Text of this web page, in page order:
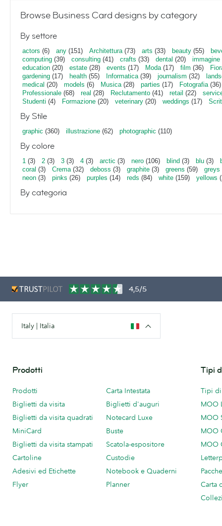
Browse Business Card designs by category
By settore
actors (6) any (151) Architettura(73) arts (33) beauty (55)
computing (39) consulting (41) crafts (33) dental (20) immagine
education (20) estate (28) events (17) Moda(17) film (36)
gardening (17) health (55) Informatica(39) journalism (32)
medical (20) models (6) Musica (28) parties (17) Fotografia(36)
Professionale (68) real (28) Reclutamento (41) retail (22)
Studenti (4) Formazione (20) veterinary (20) weddings (17)
By Stile
graphic (360) illustrazione (62) photographic (110)
By colore
1 (3) 2 (3) 3 (3) 4 (3) arctic (3) nero (106) blind (3) blu (3)
coral (3) Crema(32) deboss (3) graphite (3) greens (59) greys
neon (3) pinks (26) purples (14) reds (84) white (159) yellows
By categoria
4,5/5
Italy | Italia
Prodotti
Prodotti
Biglietti da visita
Biglietti da visita quadrati
MiniCard
Biglietti da visita stampati
Cartoline
Adesivi ed Etichette
Flyer
Carta Intestata
Biglietti d'auguri
Notecard Luxe
Buste
Scatola-espositore
Custodie
Notebook e Quaderni
Planner
Tipi
Tipi
MOO
MOO
MOO
MOO
Carta